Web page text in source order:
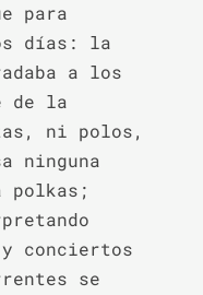
para
días: la
a los
de la
ni polos,
ninguna
polkas;
y conciertos
se